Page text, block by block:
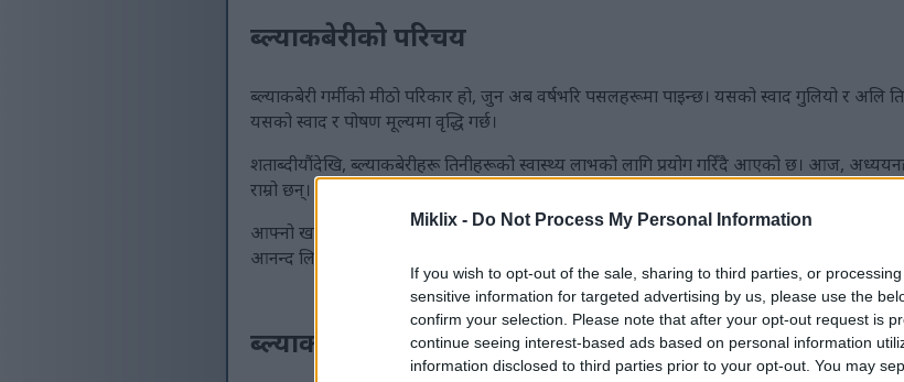
Miklix - Do Not Process My Personal Information
If you wish to opt-out of the sale, sharing to third parties, or
sensitive information for targeted advertising by us, please use the
confirm your selection. Please note that after your opt-out request is
continue seeing interest-based ads based on personal information
information disclosed to third parties prior to your opt-out. You may
ब्ल्याकबेरीको परिचय
ब्ल्याकबेरी गर्मीको मीठो परिकार हो, जुन अब वर्षभरि पसलहरूमा पाइन्छ। यसको स्वाद गुलियो र
यसको स्वाद र पोषण मूल्यमा वृद्धि गर्छ।
शताब्दीयौंदेखि, ब्ल्याकबेरीहरू तिनीहरूको स्वास्थ्य लाभको लागि प्रयोग गरिँदै आएको छ। आज,
राम्रो छन्। तिनीहरू एन्टिअक्सिडेन्टहरूले भरिएका छन्, जसले हानिकारक तनावसँग लड्छ र रोगको
आफ्नो खानामा ब्ल्याकबेरी थप्नाले तपाईंको स्वास्थ्यलाई राम्रो बनाउन सक्छ। तिनीहरू स्वास्थ्यलाई
आनन्द लिनुको अर्थ तपाईंले तिनीहरूको स्वादिष्टताको स्वाद लिनुका साथै तिनीहरूको स्वास्थ्य
ब्ल्याकबेरीको पोषण प्रोफाइल